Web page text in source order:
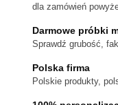
dla zamówień
Darmowe próbki
Sprawdź grubość,
Polska firma
Polskie produkty,